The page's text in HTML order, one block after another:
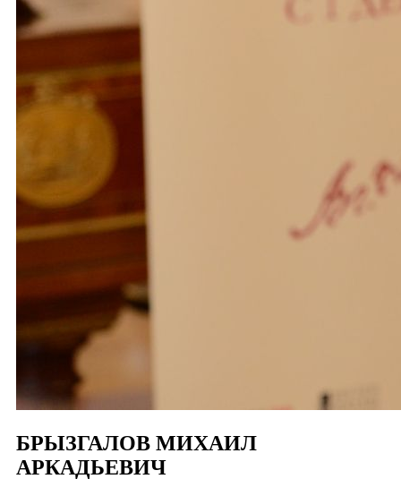
БРЫЗГАЛОВ МИХАИЛ
АРКАДЬЕВИЧ